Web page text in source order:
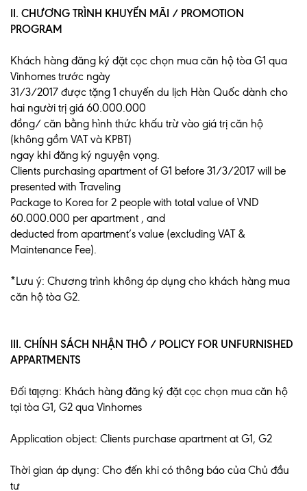
II. CHƯƠNG TRÌNH KHUYẾN MÃI / PROMOTION
PROGRAM
Khách hàng đăng ký đặt cọc chọn mua căn hộ tòa G1 qua
Vinhomes trước ngày
31/3/2017 được tặng 1 chuyến du lịch Hàn Quốc dành cho
hai người trị giá 60.000.000
đồng/ căn bằng hình thức khấu trừ vào giá trị căn hộ
(không gồm VAT và KPBT)
ngay khi đăng ký nguyện vọng.
Clients purchasing apartment of G1 before 31/3/2017 will be
presented with Traveling
Package to Korea for 2 people with total value of VND
60.000.000 per apartment , and
deducted from apartment’s value (excluding VAT &
Maintenance Fee).
*Lưu ý: Chương trình không áp dụng cho khách hàng mua
căn hộ tòa G2.
III. CHÍNH SÁCH NHẬN THÔ / POLICY FOR UNFURNISHED
APPARTMENTS
Đối tƣợng: Khách hàng đăng ký đặt cọc chọn mua căn hộ
tại tòa G1, G2 qua Vinhomes
Application object: Clients purchase apartment at G1, G2
Thời gian áp dụng: Cho đến khi có thông báo của Chủ đầu
tư